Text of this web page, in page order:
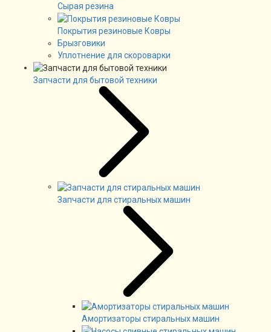
Сырая резина
Покрытия резиновые Ковры
Брызговики
Уплотнение для скороварки
Запчасти для бытовой техники
Запчасти для стиральных машин
Амортизаторы стиральных машин